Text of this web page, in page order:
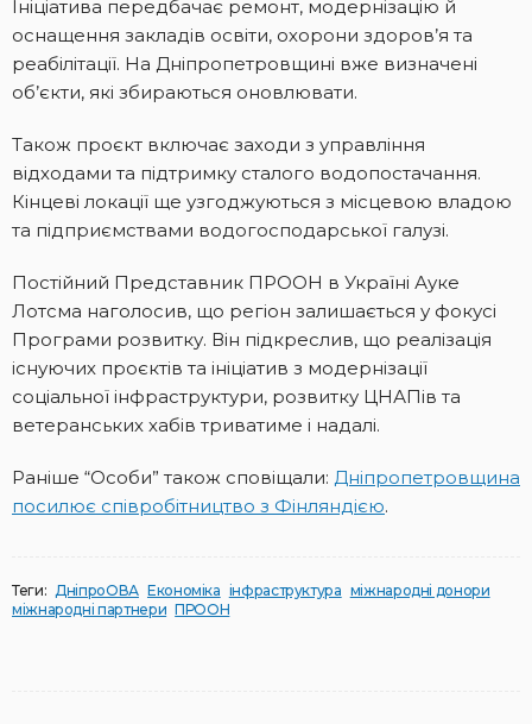
Ініціатива передбачає ремонт, модернізацію й
оснащення закладів освіти, охорони здоров’я та
реабілітації. На Дніпропетровщині вже визначені
об’єкти, які збираються оновлювати.
Також проєкт включає заходи з управління
відходами та підтримку сталого водопостачання.
Кінцеві локації ще узгоджуються з місцевою владою
та підприємствами водогосподарської галузі.
Постійний Представник ПРООН в Україні Ауке
Лотсма наголосив, що регіон залишається у фокусі
Програми розвитку. Він підкреслив, що реалізація
існуючих проєктів та ініціатив з модернізації
соціальної інфраструктури, розвитку ЦНАПів та
ветеранських хабів триватиме і надалі.
Раніше “Особи” також сповіщали: Дніпропетровщина
посилює співробітництво з Фінляндією.
Теги: ДніпроОВА Економіка інфраструктура міжнародні донори
міжнародні партнери ПРООН